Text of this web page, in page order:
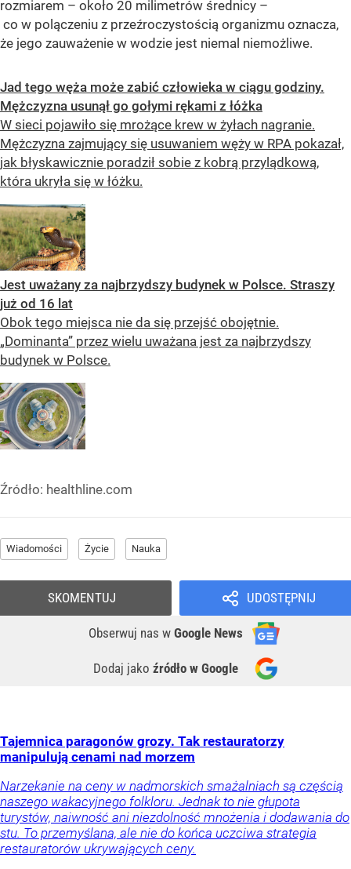
rozmiarem – około 20 milimetrów średnicy –
co w polączeniu z przeźroczystością organizmu oznacza,
że jego zauważenie w wodzie jest niemal niemożliwe.
Jad tego węża może zabić człowieka w ciągu godziny.
Mężczyzna usunął go gołymi rękami z łóżka
W sieci pojawiło się mrożące krew w żyłach nagranie.
Mężczyzna zajmujący się usuwaniem węży w RPA pokazał,
jak błyskawicznie poradził sobie z kobrą przylądkową,
która ukryła się w łóżku.
Jest uważany za najbrzydszy budynek w Polsce. Straszy
już od 16 lat
Obok tego miejsca nie da się przejść obojętnie.
„Dominanta” przez wielu uważana jest za najbrzydszy
budynek w Polsce.
Źródło: healthline.com
Wiadomości Życie Nauka
UDOSTĘPNIJ
Obserwuj nas w Google News
Dodaj jako źródło w Google
SKOMENTUJ
Tajemnica paragonów grozy. Tak restauratorzy
manipulują cenami nad morzem
Narzekanie na ceny w nadmorskich smażalniach są częścią
naszego wakacyjnego folkloru. Jednak to nie głupota
turystów, naiwność ani niezdolność mnożenia i dodawania do
stu. To przemyślana, ale nie do końca uczciwa strategia
restauratorów ukrywających ceny.